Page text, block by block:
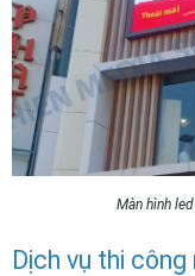
Màn hình
Dịch vụ thi